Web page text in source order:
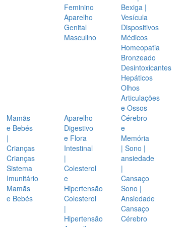
Feminino
Aparelho
Genital
Masculino
Bexiga |
Vesícula
Dispositivos
Médicos
Homeopatia
Bronzeado
Desintoxicantes
Hepáticos
Olhos
Articulações
e Ossos
Mamãs
e Bebés
|
Crianças
Crianças
Sistema
Imunitário
Mamãs
e Bebés
Aparelho
Digestivo
e Flora
Intestinal
|
Colesterol
e
Hipertensão
Colesterol
|
Hipertensão
Cérebro
e
Memória
| Sono |
ansiedade
|
Cansaço
Sono |
Ansiedade
Cansaço
Cérebro